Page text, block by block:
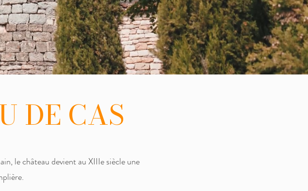
DE CAS
le château devient au XIIIe siècle une